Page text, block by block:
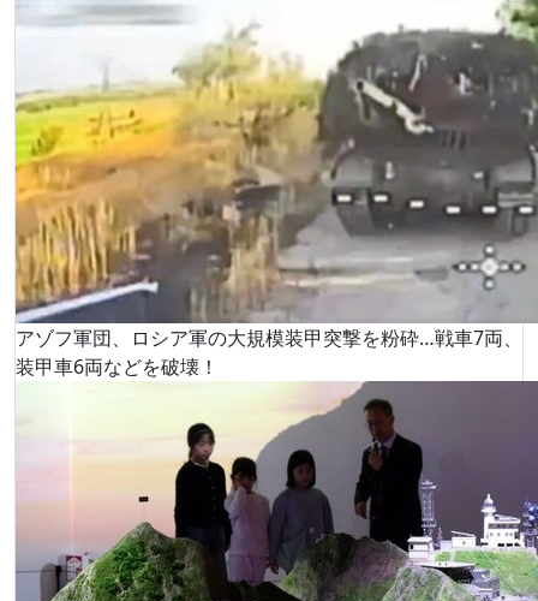
アゾフ軍団、ロシア軍の大規模装甲突撃を粉砕…戦車7両、
装甲車6両などを破壊！